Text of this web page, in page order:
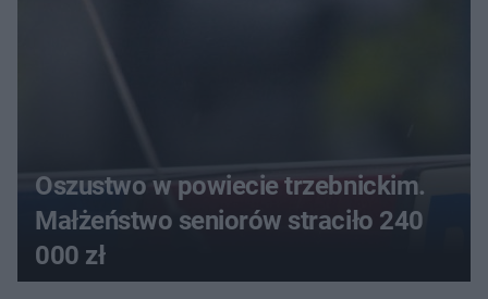
Oszustwo w powiecie trzebnickim.
Małżeństwo seniorów straciło 240
000 zł